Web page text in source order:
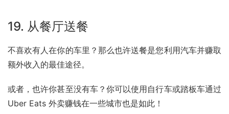
19. 从餐厅送餐
不喜欢有人在你的车里？那么也许送餐是您利用汽车并赚取
额外收入的最佳途径。
Uber Eats 外卖赚钱在一些城市也是如此！